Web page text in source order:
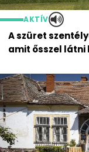
AKTÍV
A szüret
amit ősszel látni